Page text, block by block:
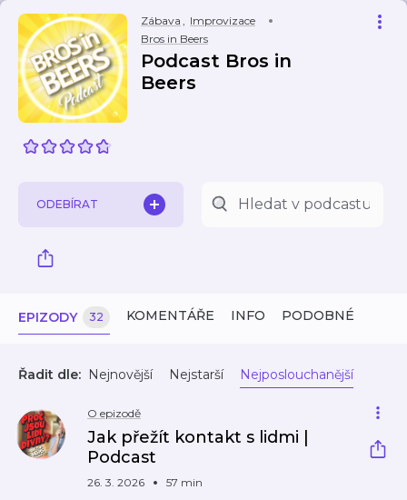
Zábava , Improvizace
Bros in Beers
Podcast Bros in
Beers
ODEBÍRAT
EPIZODY 32 KOMENTÁŘE INFO PODOBNÉ
Řadit dle: Nejnovější Nejstarší Nejposlouchanější
O epizodě
Jak přežít kontakt s lidmi |
Podcast
26. 3. 2026 57 min